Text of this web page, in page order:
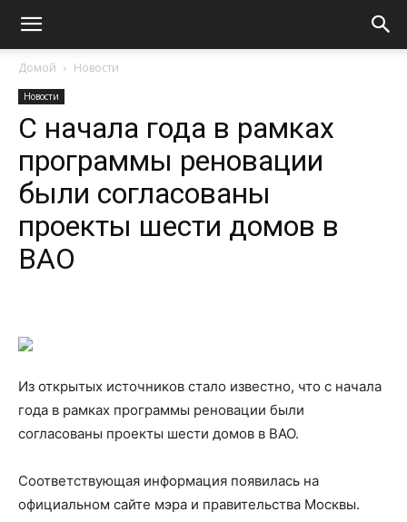
Домой Новости
Новости
С начала года в рамках
программы реновации
были согласованы
проекты шести домов в
ВАО
Из открытых источников стало известно, что с начала
года в рамках программы реновации были
согласованы проекты шести домов в ВАО.
Соответствующая информация появилась на
официальном сайте мэра и правительства Москвы.